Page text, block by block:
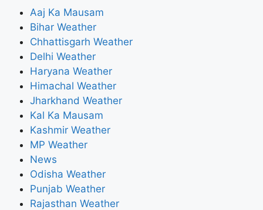
Aaj Ka Mausam
Bihar Weather
Chhattisgarh Weather
Delhi Weather
Haryana Weather
Himachal Weather
Jharkhand Weather
Kal Ka Mausam
Kashmir Weather
MP Weather
News
Odisha Weather
Punjab Weather
Rajasthan Weather